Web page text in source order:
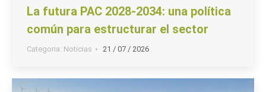
La futura PAC 2028-2034: una política
común para estructurar el sector
Categoria: Noticias 21 / 07 / 2026